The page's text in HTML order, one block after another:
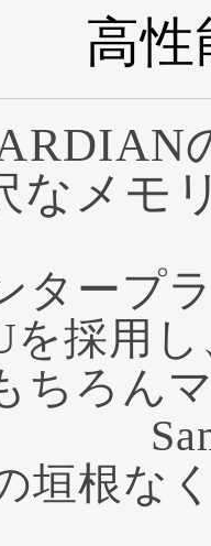
高
なメモ
タープ
を採用
ちろん
垣根な